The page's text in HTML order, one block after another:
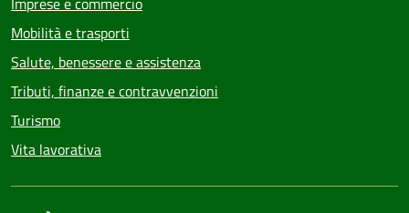
Mobilità e trasporti
Salute, benessere e assistenza
Tributi, finanze e contravvenzioni
Turismo
Vita lavorativa